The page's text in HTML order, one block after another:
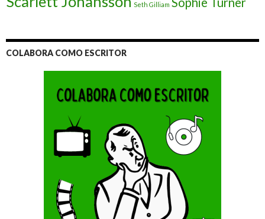
Seth Gilliam
COLABORA COMO ESCRITOR